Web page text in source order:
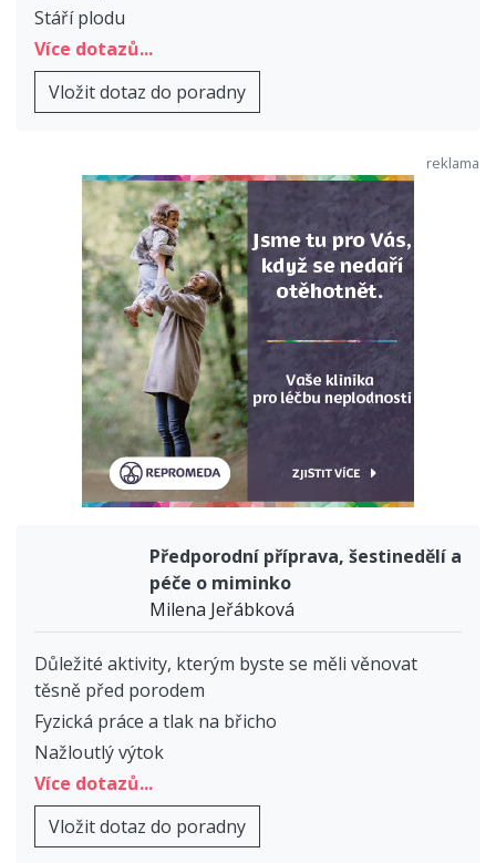
Stáří plodu
Více dotazů...
Vložit dotaz do poradny
Předporodní příprava, šestinedělí a
péče o miminko
Milena Jeřábková
Důležité aktivity, kterým byste se měli věnovat
těsně před porodem
Fyzická práce a tlak na břicho
Nažloutlý výtok
Více dotazů...
Vložit dotaz do poradny